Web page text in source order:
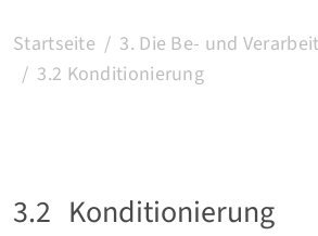
Startseite
3. Die Be- und
3.2 Konditionierung
3.2 Konditionierung